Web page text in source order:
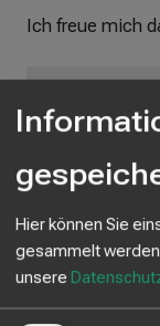
Ich freue mich
Meine
Liebe
manchmal
rund.
Hier können Sie
gesammelt
unsere